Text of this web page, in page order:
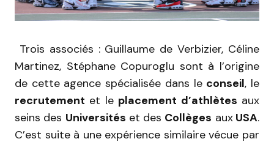
Trois associés : Guillaume de Verbizier, Céline
Martinez, Stéphane Copuroglu sont à l’origine
de cette agence spécialisée dans le conseil, le
recrutement et le placement d’athlètes aux
seins des Universités et des Collèges auxUSA.
C’est suite à une expérience similaire vécue par